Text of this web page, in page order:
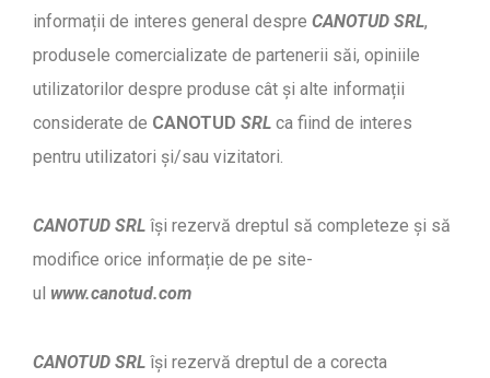
informații de interes general despre CANOTUD SRL,
produsele comercializate de partenerii săi, opiniile
utilizatorilor despre produse cât și alte informații
considerate de CANOTUD SRL ca fiind de interes
pentru utilizatori şi/sau vizitatori.
CANOTUD SRL își rezervă dreptul să completeze și să
modifice orice informație de pe site-
ul www.canotud.com
CANOTUD SRL își rezervă dreptul de a corecta